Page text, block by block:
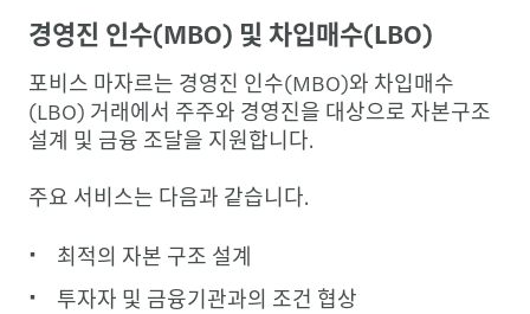
경영진 인수(MBO) 및 차입매수(LBO)
포비스 마자르는 경영진 인수(MBO)와 차입매수
(LBO) 거래에서 주주와 경영진을 대상으로 자본구조
설계 및 금융 조달을 지원합니다.
주요 서비스는 다음과 같습니다.
최적의 자본 구조 설계
투자자 및 금융기관과의 조건 협상